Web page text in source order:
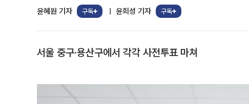
윤혜원 기자 구독 윤희성 기자 구독
서울 중구·용산구에서 각각 사전투표 마쳐